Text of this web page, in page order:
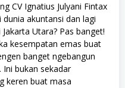
CV Ignatius Julyani Fintax
akuntansi dan lagi
Utara? Pas banget!
kesempatan emas buat
banget ngebangun
Ini bukan sekadar
keren buat masa